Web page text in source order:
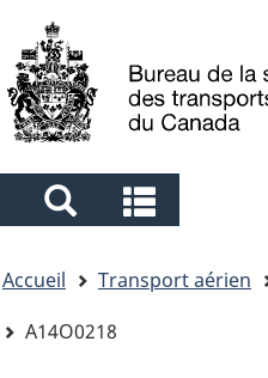
Sélection
de
la
langue
Search
and
menus
and
menus
êtes
ici
Accueil Transport aérien
A14O0218